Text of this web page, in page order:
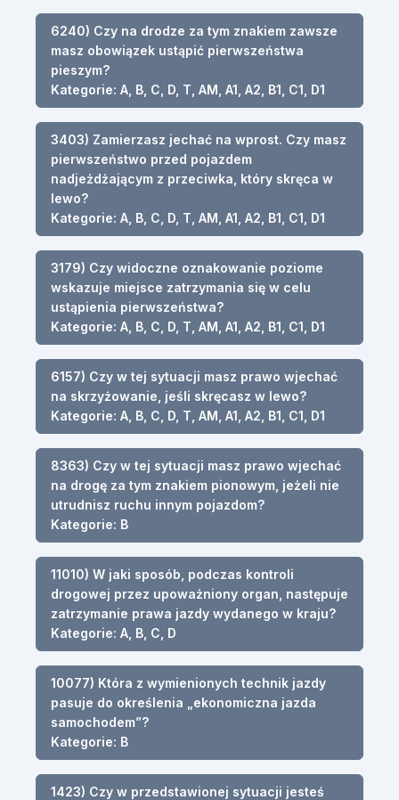
6240) Czy na drodze za tym znakiem zawsze
masz obowiązek ustąpić pierwszeństwa
pieszym?
Kategorie: A, B, C, D, T, AM, A1, A2, B1, C1, D1
3403) Zamierzasz jechać na wprost. Czy masz
pierwszeństwo przed pojazdem
nadjeżdżającym z przeciwka, który skręca w
lewo?
Kategorie: A, B, C, D, T, AM, A1, A2, B1, C1, D1
3179) Czy widoczne oznakowanie poziome
wskazuje miejsce zatrzymania się w celu
ustąpienia pierwszeństwa?
Kategorie: A, B, C, D, T, AM, A1, A2, B1, C1, D1
6157) Czy w tej sytuacji masz prawo wjechać
na skrzyżowanie, jeśli skręcasz w lewo?
Kategorie: A, B, C, D, T, AM, A1, A2, B1, C1, D1
8363) Czy w tej sytuacji masz prawo wjechać
na drogę za tym znakiem pionowym, jeżeli nie
utrudnisz ruchu innym pojazdom?
Kategorie: B
11010) W jaki sposób, podczas kontroli
drogowej przez upoważniony organ, następuje
zatrzymanie prawa jazdy wydanego w kraju?
Kategorie: A, B, C, D
10077) Która z wymienionych technik jazdy
pasuje do określenia „ekonomiczna jazda
samochodem”?
Kategorie: B
1423) Czy w przedstawionej sytuacji jesteś